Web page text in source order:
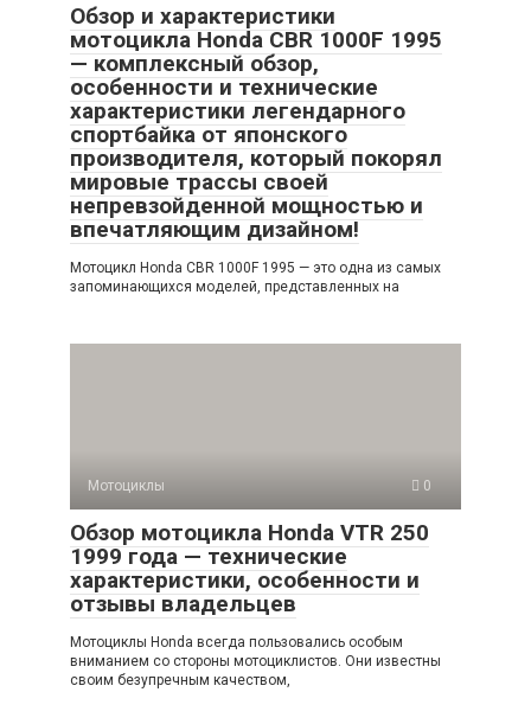
Обзор и характеристики
мотоцикла Honda CBR 1000F 1995
— комплексный обзор,
особенности и технические
характеристики легендарного
спортбайка от японского
производителя, который покорял
мировые трассы своей
непревзойденной мощностью и
впечатляющим дизайном!
Мотоцикл Honda CBR 1000F 1995 — это одна из самых
запоминающихся моделей, представленных на
Мотоциклы 0
Обзор мотоцикла Honda VTR 250
1999 года — технические
характеристики, особенности и
отзывы владельцев
Мотоциклы Honda всегда пользовались особым
вниманием со стороны мотоциклистов. Они известны
своим безупречным качеством,